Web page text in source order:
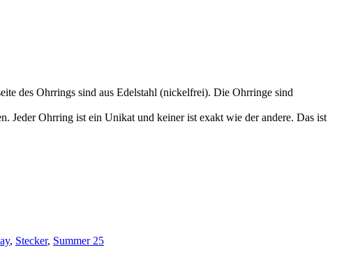
des Ohrrings sind aus Edelstahl (nickelfrei). Die Ohrringe sind
Jeder Ohrring ist ein Unikat und keiner ist exakt wie der andere. Das ist
, Stecker, Summer 25